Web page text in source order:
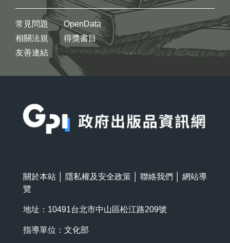
常見問題
相關法規
友善連結
OpenData
得獎書目
關於本站 隱私權及安全政策 聯絡我們
網站導
覽
地址：10491台北市中山區松江路209號
指導單位：文化部